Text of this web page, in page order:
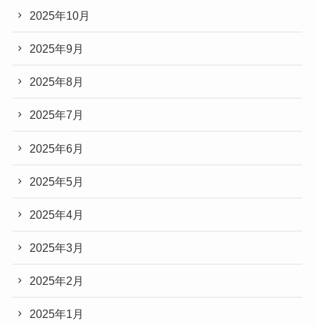
2025年10月
2025年9月
2025年8月
2025年7月
2025年6月
2025年5月
2025年4月
2025年3月
2025年2月
2025年1月